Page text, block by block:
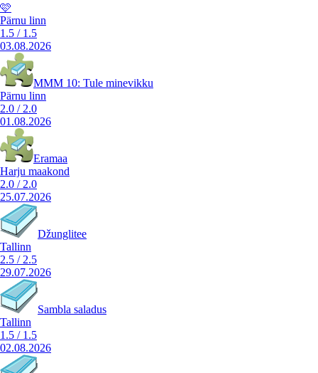
🩷
Pärnu linn
1.5 / 1.5
03.08.2026
MMM 10: Tule minevikku
Pärnu linn
2.0 / 2.0
01.08.2026
Eramaa
Harju maakond
2.0 / 2.0
25.07.2026
Džunglitee
Tallinn
2.5 / 2.5
29.07.2026
Sambla saladus
Tallinn
1.5 / 1.5
02.08.2026